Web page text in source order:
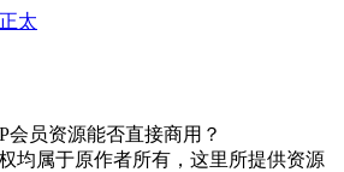
正太
会员资源能否直接商用？
均属于原作者所有，这里所提供资源